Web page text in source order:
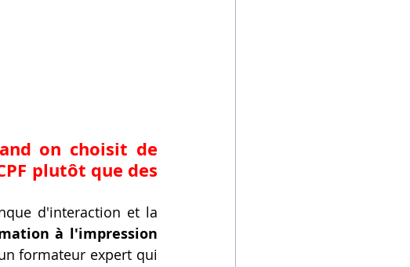
on choisit de
plutôt que des
d'interaction et la
à l'impression
formateur expert qui